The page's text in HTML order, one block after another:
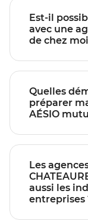
Est-il
avec une agence AÉSIO
de chez
Quelles
préparer
AÉSIO
Les agences AÉSIO mutuelle
aussi les
entreprises